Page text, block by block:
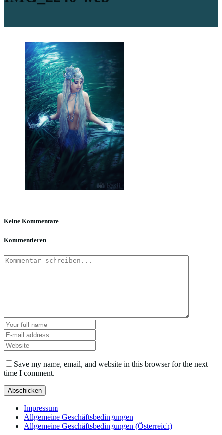
Keine Kommentare
Kommentieren
Save my name, email, and website in this browser for the next
time I comment.
Impressum
Allgemeine Geschäftsbedingungen
Allgemeine Geschäftsbedingungen (Österreich)